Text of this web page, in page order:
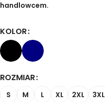
handlowcem.
KOLOR
ROZMIAR
S M L XL 2XL 3XL